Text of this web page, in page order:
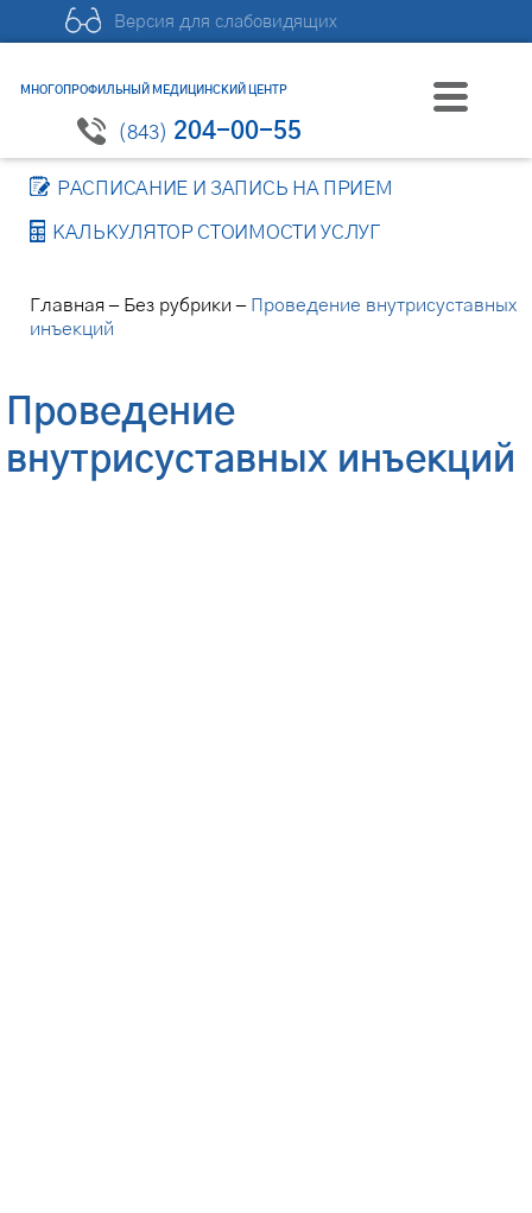
Версия для слабовидящих
МНОГОПРОФИЛЬНЫЙ МЕДИЦИНСКИЙ ЦЕНТР
(843) 204-00-55
РАСПИСАНИЕ И ЗАПИСЬ НА ПРИЕМ
КАЛЬКУЛЯТОР СТОИМОСТИ УСЛУГ
Главная – Без рубрики –Проведение внутрисуставных
инъекций
Проведение
внутрисуставных инъекций